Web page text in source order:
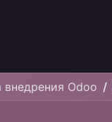
Odoo